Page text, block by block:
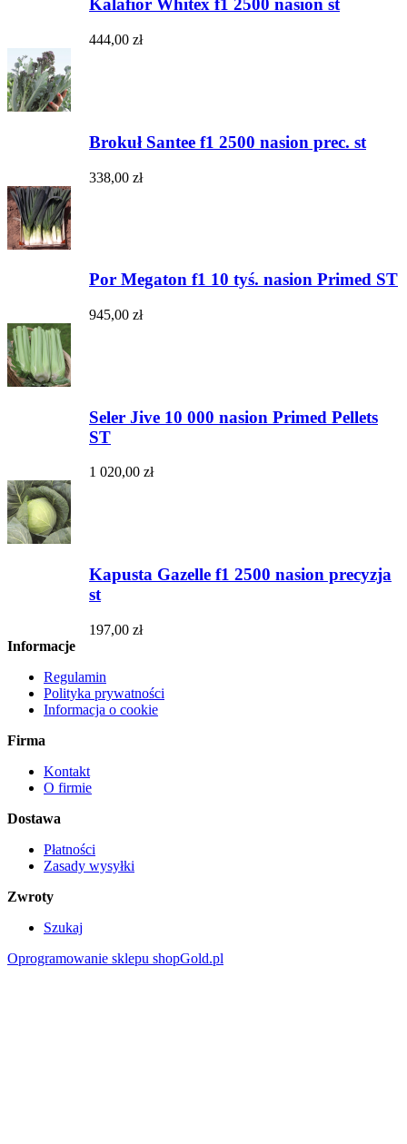
Kalafior Whitex f1 2500 nasion st
444,00 zł
Brokuł Santee f1 2500 nasion prec. st
338,00 zł
Por Megaton f1 10 tyś. nasion Primed ST
945,00 zł
Seler Jive 10 000 nasion Primed Pellets
ST
1 020,00 zł
Kapusta Gazelle f1 2500 nasion precyzja
st
197,00 zł
Informacje
Regulamin
Polityka prywatności
Informacja o cookie
Firma
Kontakt
O firmie
Dostawa
Płatności
Zasady wysyłki
Zwroty
Szukaj
Oprogramowanie sklepu shopGold.pl